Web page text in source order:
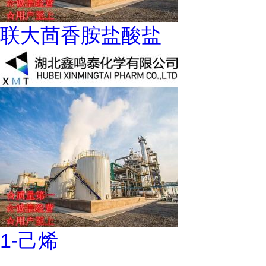
联大茴香胺盐酸盐
1-己烯